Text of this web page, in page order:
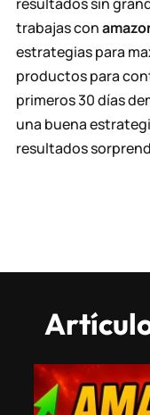
trabajas con
estrategias para
productos para
primeros 30 días
una buena
resultados